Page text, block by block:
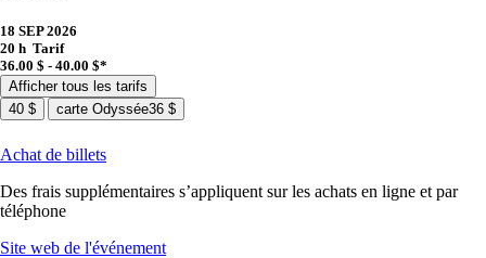
18 SEP 2026
20 h Tarif
36.00 $ - 40.00 $*
Afficher tous les tarifs
40 $
carte Odyssée36 $
Achat de billets
Des frais supplémentaires s’appliquent sur les achats en ligne et par
téléphone
Site web de l'événement